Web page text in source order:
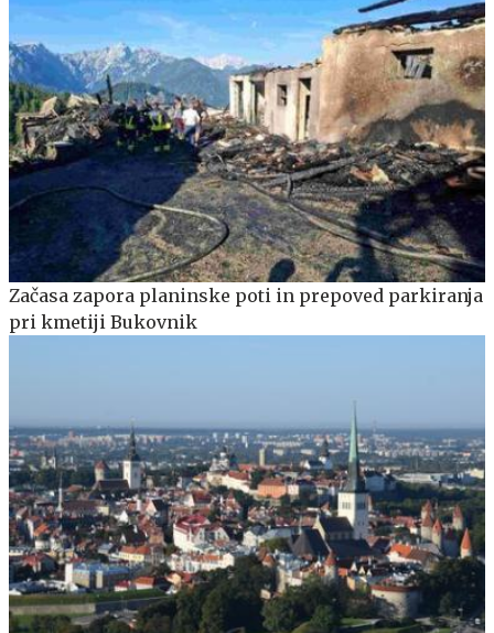
Začasa zapora planinske poti in prepoved parkiranja
pri kmetiji Bukovnik